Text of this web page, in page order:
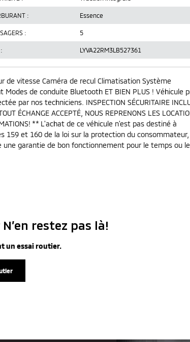
: Essence
: 5
LYVA22RM3LB527361
vitesse Caméra de recul Climatisation Système
de conduite Bluetooth ET BIEN PLUS ! Véhicule
par nos techniciens. INSPECTION SÉCURITAIRE
ÉCHANGE ACCEPTÉ, NOUS REPRENONS LES
** L'achat de ce véhicule n'est pas destiné à
159 et 160 de la loi sur la protection du consommateur,
garantie de bon fonctionnement pour le temps ou le
restez pas là!
un essai routier.